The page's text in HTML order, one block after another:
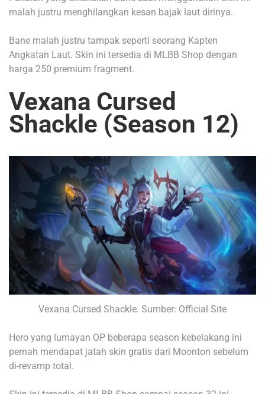
malah justru menghilangkan kesan bajak laut dirinya.
Bane malah justru tampak seperti seorang Kapten
Angkatan Laut. Skin ini tersedia di MLBB Shop dengan
harga 250 premium fragment.
Vexana Cursed
Shackle (Season 12)
Vexana Cursed Shackle. Sumber: Official Site
Hero yang lumayan OP beberapa season kebelakang ini
pernah mendapat jatah skin gratis dari Moonton sebelum
di-revamp total.